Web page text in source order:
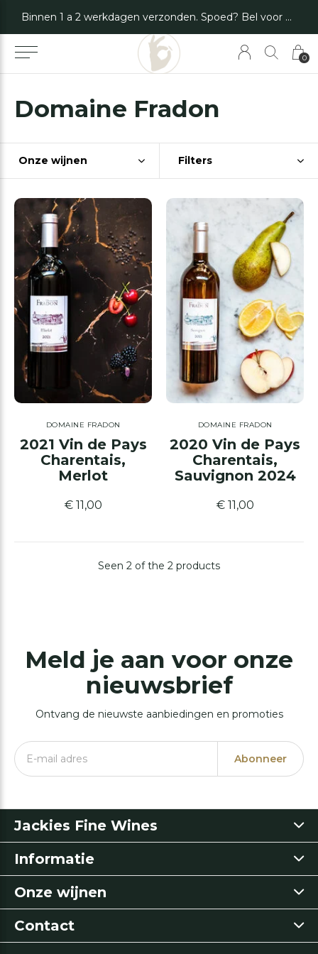
0
Binnen 1 a 2 werkdagen verzonden. Spoed? Bel voor de mogelijkheden.
Domaine Fradon
Onze wijnen Filters
DOMAINE FRADON
2021 Vin de Pays
Charentais,
Merlot
€ 11,00
DOMAINE FRADON
2020 Vin de Pays
Charentais,
Sauvignon 2024
€ 11,00
Seen 2 of the 2 products
Meld je aan voor onze
nieuwsbrief
Ontvang de nieuwste aanbiedingen en promoties
Abonneer
Jackies Fine Wines
Informatie
Onze wijnen
Contact